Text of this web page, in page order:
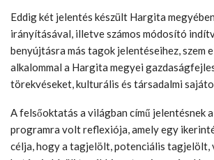
Eddig két jelentés készült Hargita
irányításával, illetve számos módosító
benyújtásra más tagok jelentéseihez, szem
alkalommal a Hargita megyei
törekvéseket, kulturális és társadalmi
A felsőoktatás a világban című jelentésnek
programra volt reflexiója, amely egy
célja, hogy a tagjelölt, potenciális tagjelölt,